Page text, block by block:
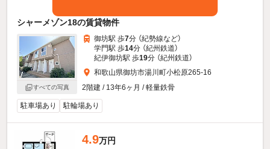
シャーメゾン18の賃貸物件
すべての写真
御坊駅 歩7分 （紀勢線など）
学門駅 歩14分 （紀州鉄道）
紀伊御坊駅 歩19分 （紀州鉄道）
和歌山県御坊市湯川町小松原265-16
2階建 / 13年6ヶ月 / 軽量鉄骨
駐車場あり 駐輪場あり
4.9万円